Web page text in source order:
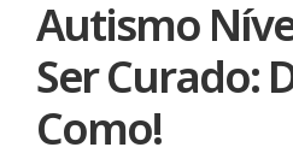
Autismo
Ser Curado:
Como!